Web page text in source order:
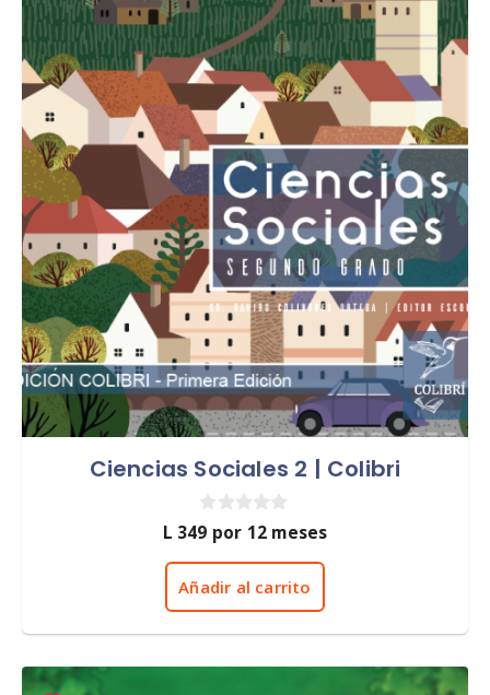
Ciencias Sociales 2 | Colibri
0
d
e
L 349 por 12 meses
Añadir al carrito